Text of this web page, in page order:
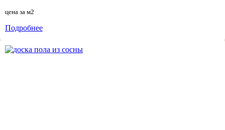
цена за м2
Подробнее